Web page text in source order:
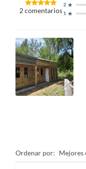
2comentarios 1
2
Ordenar por: Mejores